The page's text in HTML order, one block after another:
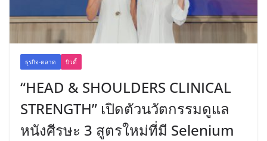
ธุรกิจ-ตลาด บิวตี้
“HEAD & SHOULDERS CLINICAL
STRENGTH” เปิดตัวนวัตกรรมดูแล
หนังศีรษะ 3 สูตรใหม่ที่มี Selenium